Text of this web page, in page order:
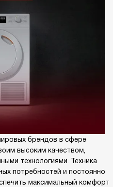
брендов в сфере
высоким качеством,
технологиями. Техника
потребностей и постоянно
максимальный комфорт